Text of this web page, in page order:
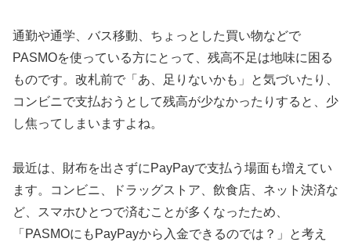
通勤や通学、バス移動、ちょっとした買い物などで
PASMOを使っている方にとって、残高不足は地味に困る
ものです。改札前で「あ、足りないかも」と気づいたり、
コンビニで支払おうとして残高が少なかったりすると、少
し焦ってしまいますよね。
最近は、財布を出さずにPayPayで支払う場面も増えてい
ます。コンビニ、ドラッグストア、飲食店、ネット決済な
ど、スマホひとつで済むことが多くなったため、
「PASMOにもPayPayから入金できるのでは？」と考え